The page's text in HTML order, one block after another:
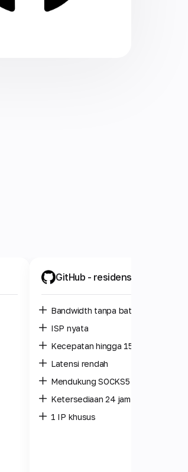
GitHub - residensial pribadi
Bandwidth tanpa batas
ISP nyata
Kecepatan hingga 150 Mbps
Latensi rendah
Mendukung SOCKS5 dengan UDP
Ketersediaan 24 jam
1 IP khusus